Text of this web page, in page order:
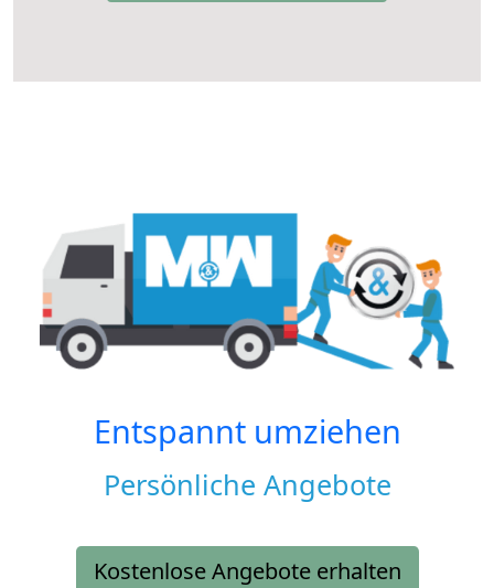
Entspannt umziehen
Persönliche Angebote
Kostenlose Angebote erhalten